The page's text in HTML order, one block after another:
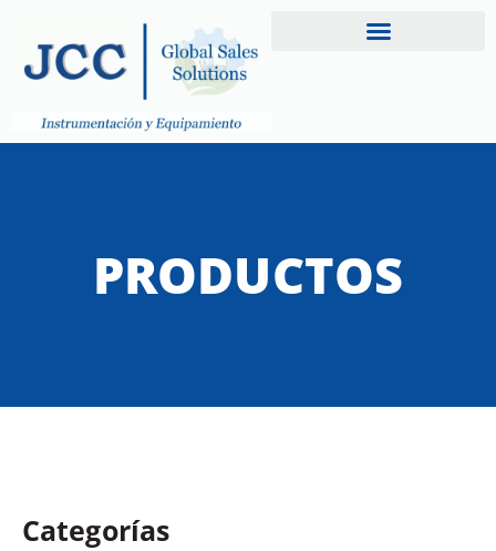
PRODUCTOS
Categorías